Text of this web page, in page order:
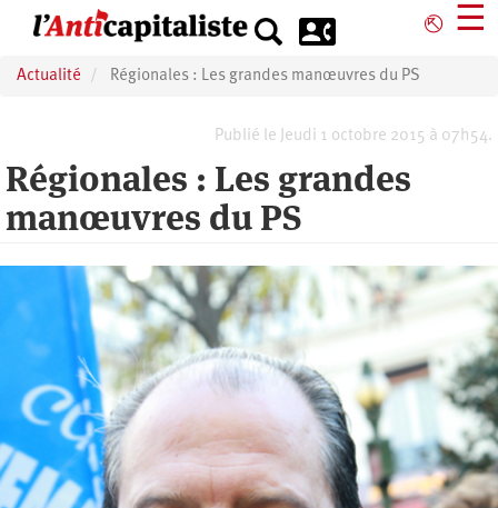
principal
⎋ ☰
Actualité Régionales : Les grandes manœuvres du PS
Publié le Jeudi 1 octobre 2015 à 07h54.
Régionales : Les grandes
manœuvres du PS